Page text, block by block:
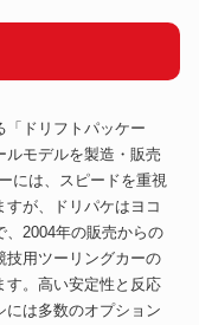
「ドリフトパッケー
ルモデルを製造・販売
には、スピードを重視
すが、ドリパケはヨコ
、2004年の販売からの
技用ツーリングカーの
す。高い安定性と反応
には多数のオプション